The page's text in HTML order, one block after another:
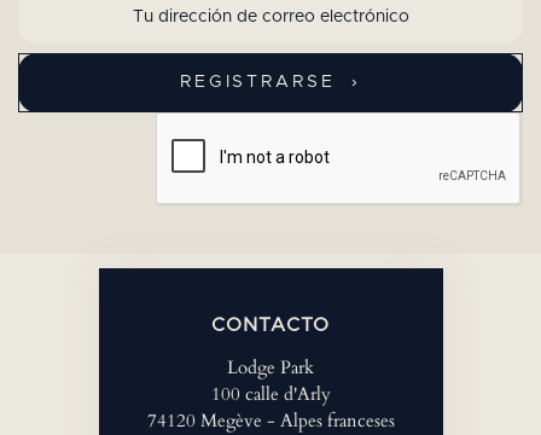
CONTACTO
Lodge Park
100 calle d'Arly
74120 Megève - Alpes franceses